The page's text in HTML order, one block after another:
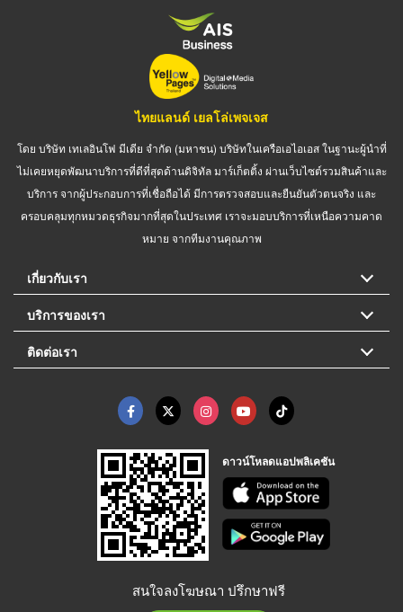
ไทยแลนด์ เยลโล่เพจเจส
โดย บริษัท เทเลอินโฟ มีเดีย จำกัด (มหาชน) บริษัทในเครือเอไอเอส ในฐานะผู้นำที่
ไม่เคยหยุดพัฒนาบริการที่ดีที่สุดด้านดิจิทัล มาร์เก็ตติ้ง ผ่านเว็บไซต์รวมสินค้าและ
บริการ จากผู้ประกอบการที่เชื่อถือได้ มีการตรวจสอบและยืนยันตัวตนจริง และ
ครอบคลุมทุกหมวดธุรกิจมากที่สุดในประเทศ เราจะมอบบริการที่เหนือความคาด
หมาย จากทีมงานคุณภาพ
เกี่ยวกับเรา
บริการของเรา
ติดต่อเรา
ดาวน์โหลดแอปพลิเคชัน
สนใจลงโฆษณา ปรึกษาฟรี